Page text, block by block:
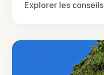
Explorer les conseils